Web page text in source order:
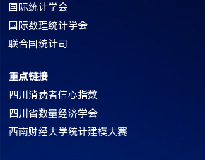
国际统计学会
国际数理统计学会
联合国统计司
重点链接
四川消费者信心指数
四川省数量经济学会
西南财经大学统计建模大赛